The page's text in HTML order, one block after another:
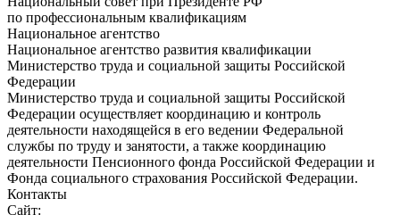
по профессиональным квалификациям
Национальное агентство
Национальное агентство развития квалификации
Министерство труда и социальной защиты Российской
Федерации
Министерство труда и социальной защиты Российской
Федерации осуществляет координацию и контроль
деятельности находящейся в его ведении Федеральной
службы по труду и занятости, а также координацию
деятельности Пенсионного фонда Российской Федерации и
Фонда социального страхования Российской Федерации.
Контакты
Сайт: